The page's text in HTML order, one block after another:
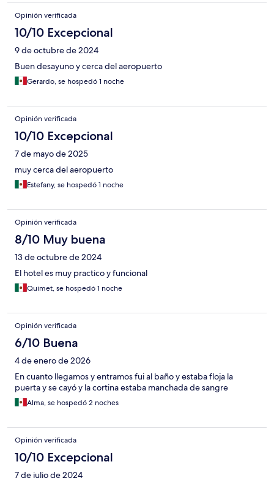
Opinión verificada
10/10 Excepcional
9 de octubre de 2024
Buen desayuno y cerca del aeropuerto
Gerardo, se hospedó 1 noche
Opinión verificada
10/10 Excepcional
7 de mayo de 2025
muy cerca del aeropuerto
Estefany, se hospedó 1 noche
Opinión verificada
8/10 Muy buena
13 de octubre de 2024
El hotel es muy practico y funcional
Quimet, se hospedó 1 noche
Opinión verificada
6/10 Buena
4 de enero de 2026
En cuanto llegamos y entramos fui al baño y estaba floja la
puerta y se cayó y la cortina estaba manchada de sangre
Alma, se hospedó 2 noches
Opinión verificada
10/10 Excepcional
7 de julio de 2024